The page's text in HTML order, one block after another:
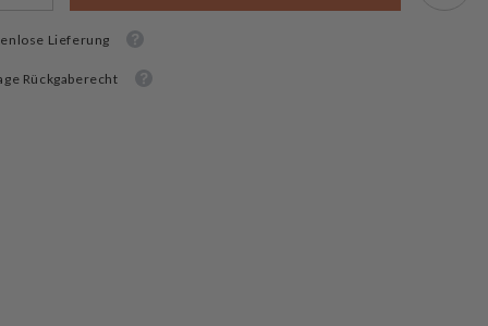
Mil-
Schnürsenkel
gewachst
Lieferung
Rückgaberecht